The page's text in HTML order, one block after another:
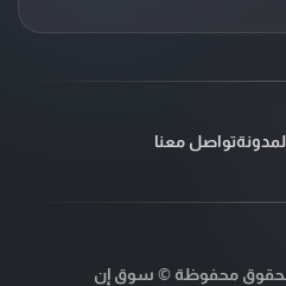
تواصل معنا